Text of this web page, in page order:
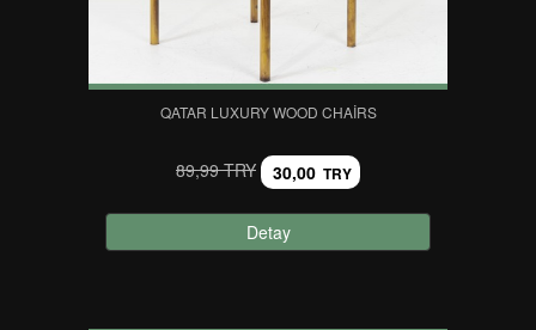
QATAR LUXURY WOOD CHAIRS
89,99 TRY 30,00 TRY
Detay